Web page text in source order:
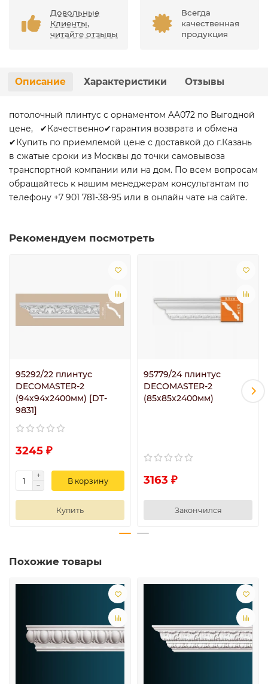
Довольные
Клиенты,
читайте отзывы
Всегда
качественная
продукция
Описание Характеристики Отзывы
потолочный плинтус с орнаментом AA072 по Выгодной
цене, ✔Качественно✔гарантия возврата и обмена
✔Купить по приемлемой цене с доставкой до г.Казань
в сжатые сроки из Москвы до точки самовывоза
транспортной компании или на дом. По всем вопросам
обращайтесь к нашим менеджерам консультантам по
телефону +7 901 781-38-95 или в онлайн чате на сайте.
Рекомендуем посмотреть
95292/22 плинтус
DECOMASTER-2
(94х94х2400мм) [DT-
9831]
3245 ₽
В корзину
Купить
95779/24 плинтус
DECOMASTER-2
(85х85х2400мм)
3163 ₽
Закончился
Похожие товары